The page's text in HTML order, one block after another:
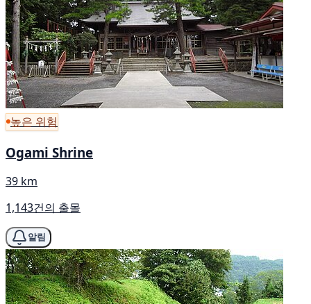
높은 위험
Ogami Shrine
39 km
1,143건의 출몰
알림